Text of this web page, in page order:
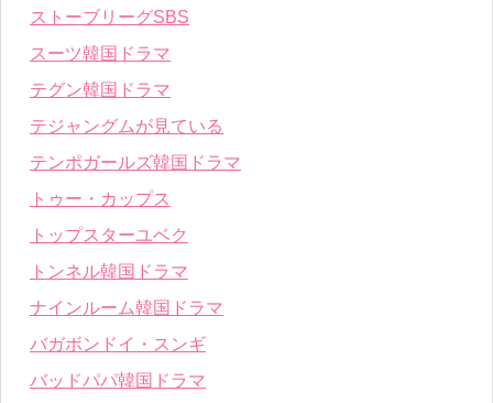
ストーブリーグSBS
スーツ韓国ドラマ
テグン韓国ドラマ
テジャングムが見ている
テンポガールズ韓国ドラマ
トゥー・カップス
トップスターユベク
トンネル韓国ドラマ
ナインルーム韓国ドラマ
バガボンドイ・スンギ
バッドパパ韓国ドラマ